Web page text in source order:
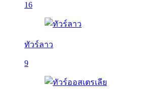
16
ทัวร์ลาว
9